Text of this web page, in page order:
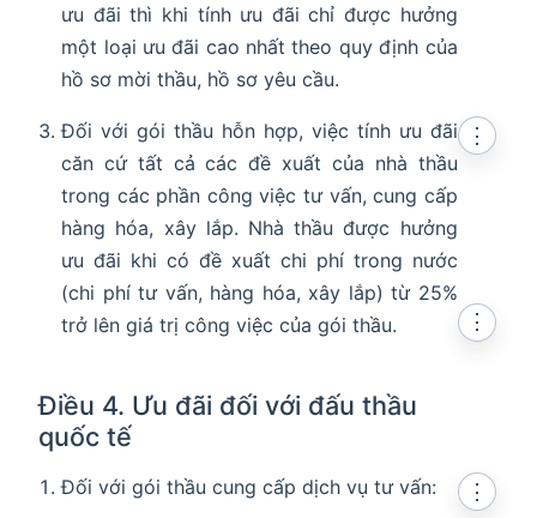
ưu đãi thì khi tính ưu đãi chỉ được hưởng
một loại ưu đãi cao nhất theo quy định của
hồ sơ mời thầu, hồ sơ yêu cầu.
Đối với gói thầu hỗn hợp, việc tính ưu đãi
căn cứ tất cả các đề xuất của nhà thầu
trong các phần công việc tư vấn, cung cấp
hàng hóa, xây lắp. Nhà thầu được hưởng
ưu đãi khi có đề xuất chi phí trong nước
(chi phí tư vấn, hàng hóa, xây lắp) từ 25%
trở lên giá trị công việc của gói thầu.
⋮
Điều 4. Ưu đãi đối với đấu thầu
quốc tế
⋮
Đối với gói thầu cung cấp dịch vụ tư vấn:
⋮